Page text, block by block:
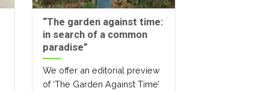
“The garden against time:
in search of a common
paradise”
We offer an editorial preview
of ‘The Garden Against Time’